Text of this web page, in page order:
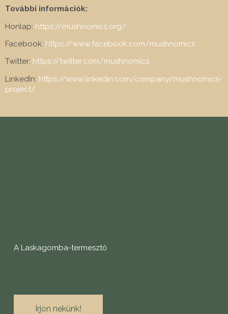
További információk:
Honlap: https://mushnomics.org/
Facebook: https://www.facebook.com/mushnomics
Twitter: https://twitter.com/mushnomics
LinkedIn: https://www.linkedin.com/company/mushnomics-
project/
A Laskagomba-termesztő
Írjon nekünk!